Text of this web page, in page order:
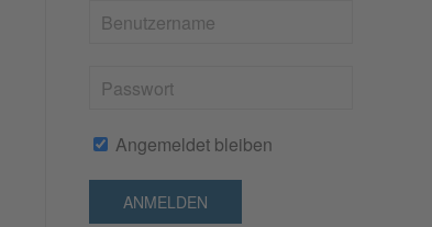
Angemeldet bleiben
ANMELDEN